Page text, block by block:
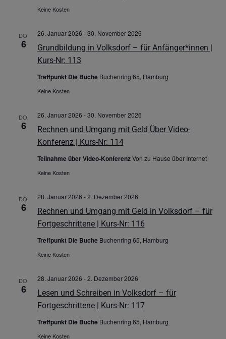
Keine Kosten
DO.
6
Grundbildung in Volksdorf – für Anfänger*innen |
Kurs-Nr: 113
26. Januar 2026 -30. November 2026
Treffpunkt Die Buche Buchenring 65, Hamburg
Keine Kosten
DO.
6
Rechnen und Umgang mit Geld Über Video-
Konferenz | Kurs-Nr: 114
26. Januar 2026 -30. November 2026
Teilnahme über Video-KonferenzVon zu Hause über Internet
Keine Kosten
DO.
6
Rechnen und Umgang mit Geld in Volksdorf – für
Fortgeschrittene | Kurs-Nr: 116
28. Januar 2026 -2. Dezember 2026
Treffpunkt Die Buche Buchenring 65, Hamburg
Keine Kosten
DO.
6
Lesen und Schreiben in Volksdorf – für
Fortgeschrittene | Kurs-Nr: 117
28. Januar 2026 -2. Dezember 2026
Treffpunkt Die Buche Buchenring 65, Hamburg
Keine Kosten